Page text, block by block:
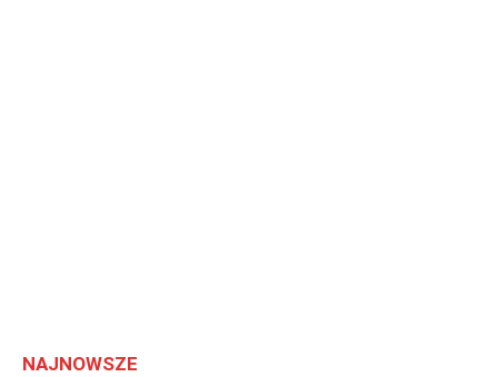
NAJNOWSZE